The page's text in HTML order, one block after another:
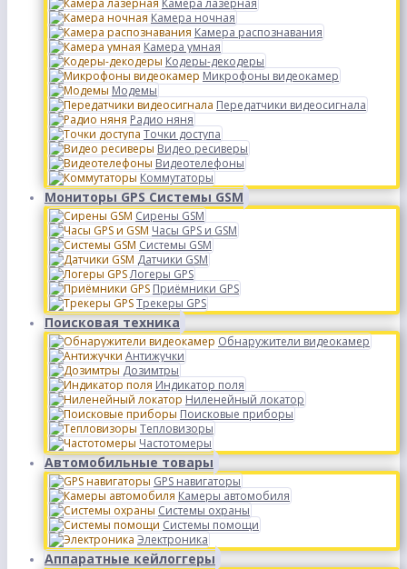
Камера лазерная
Камера ночная
Камера распознавания
Камера умная
Кодеры-декодеры
Микрофоны видеокамер
Модемы
Передатчики видеосигнала
Радио няня
Точки доступа
Видео ресиверы
Видеотелефоны
Коммутаторы
Мониторы GPS Системы GSM
Сирены GSM
Часы GPS и GSM
Системы GSM
Датчики GSM
Логеры GPS
Приёмники GPS
Трекеры GPS
Поисковая техника
Обнаружители видеокамер
Антижучки
Дозимтры
Индикатор поля
Ниленейный локатор
Поисковые приборы
Тепловизоры
Частотомеры
Автомобильные товары
GPS навигаторы
Камеры автомобиля
Системы охраны
Системы помощи
Электроника
Аппаратные кейлоггеры